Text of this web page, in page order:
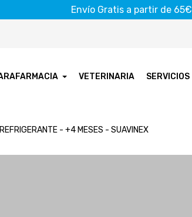
Envío Gratis a partir de 65€
VETERINARIA SERVICIOS
- +4 MESES - SUAVINEX